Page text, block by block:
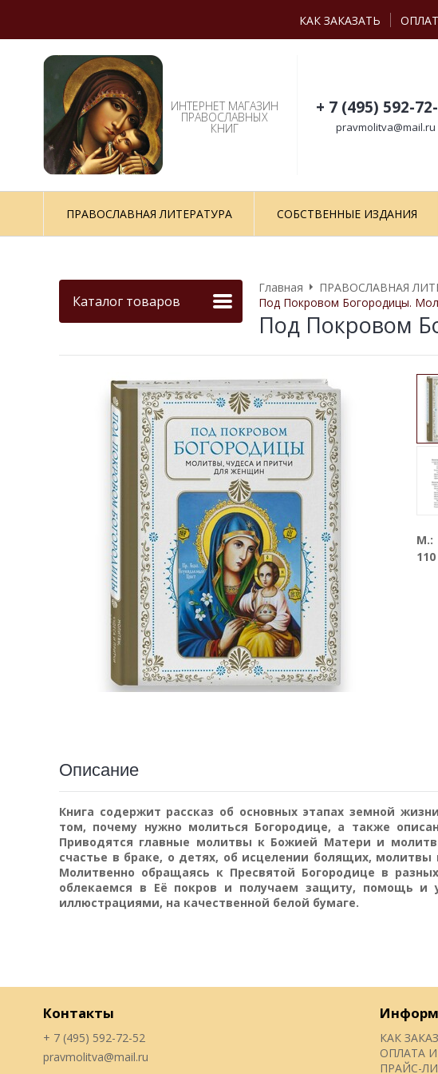
КАК ЗАКАЗАТЬ
ИНТЕРНЕТ МАГАЗИН
ПРАВОСЛАВНЫХ
КНИГ
+ 7 (495) 592-
pravmolitva@mail.ru
ПРАВОСЛАВНАЯ ЛИТЕРАТУРА СОБСТВЕННЫЕ ИЗДАНИЯ
Каталог товаров
Главная ПРАВОСЛАВНАЯ
Под Покровом Богородицы.
Под Покровом
М.:
Описание
Книга содержит рассказ об основных этапах земной
том, почему нужно молиться Богородице, а также
Приводятся главные молитвы к Божией Матери и
счастье в браке, о детях, об исцелении болящих,
Молитвенно обращаясь к Пресвятой Богородице в
облекаемся в Её покров и получаем защиту, помощь и
иллюстрациями, на качественной белой бумаге.
Контакты
+ 7 (495) 592-72-52
pravmolitva@mail.ru
КАК
ОПЛАТА
ПРАЙС-